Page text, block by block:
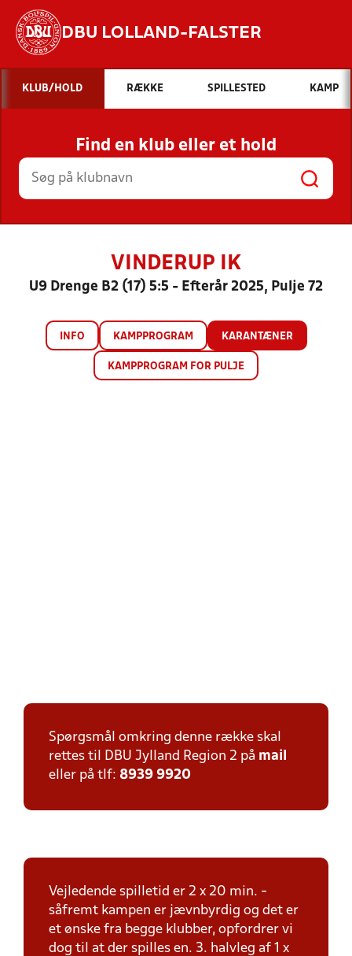
DBU LOLLAND-FALSTER
Hvad vil du søge efter?
INDHOLD OG NYHEDER
STILLINGER, RESULTATER, KLUBBER OG
HOLD
KLUB/HOLD RÆKKE SPILLESTED KAMP
Find en klub eller et hold
VINDERUP IK
U9 Drenge B2 (17) 5:5 - Efterår 2025, Pulje 72
INFO KAMPPROGRAM KARANTÆNER
KAMPPROGRAM FOR PULJE
Spørgsmål omkring denne række skal
rettes til DBU Jylland Region 2 på mail
eller på tlf: 8939 9920
Vejledende spilletid er 2 x 20 min. -
såfremt kampen er jævnbyrdig og det er
et ønske fra begge klubber, opfordrer vi
dog til at der spilles en. 3. halvleg af 1 x